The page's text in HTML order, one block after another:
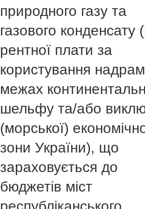
природного газу та
газового конденсату
рентної плати за
користування
межах
шельфу та/або
(морської)
зони України), що
зараховується до
бюджетів міст